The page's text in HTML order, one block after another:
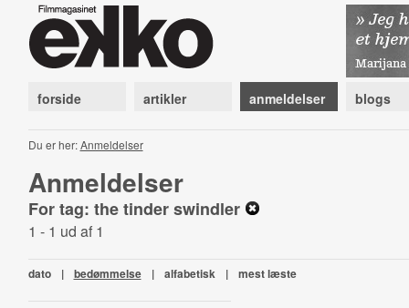
forside artikler anmeldelser blogs
Du er her:Anmeldelser
Anmeldelser
For tag: the tinder swindler
1 - 1 ud af 1
dato | bedømmelse | alfabetisk | mest læste